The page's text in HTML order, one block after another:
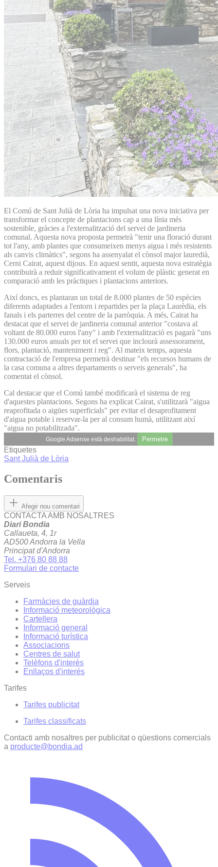
El Comú de Sant Julià de Lòria ha impulsat una nova iniciativa per
transformar el concepte de plantacions cap a una línia més
sostenible, gràcies a l'externalització del servei de jardineria
comunal. Aquesta nova proposta permetrà "tenir una floració durant
tot l'any, amb plantes que consumeixen menys aigua i més resistents
als canvis climàtics", segons ha assenyalat el cònsol major lauredià,
Cerni Cairat, aquest dijous. En aquest sentit, aquesta nova estratègia
contribuirà a reduir significativament el volum de plàstic generat en
comparació amb les pràctiques i plantacions anteriors.
Així doncs, es plantaran un total de 8.000 plantes de 50 espècies
diferents adaptades a l'entorn i repartides per la plaça Laurèdia, els
fanals i els parterres del centre de la parròquia. A més, Cairat ha
destacat que el servei de jardineria comunal anterior "costava al
voltant de 80.000 euros l'any" i amb l'externalització es pagarà "uns
130.000 euros anuals per tot el servei que inclourà assessorament,
flors, plantació, manteniment i reg". Al mateix temps, aquesta
contractació de l'empresa permetrà destinar "els recursos humans de
la casa comuna a altres departaments o serveis generals", ha
comentat el cònsol.
Cal destacar que el Comú també modificarà el sistema de reg
d'aquestes plantacions. Segons ha explicat Cairat, s'utilitzarà "aigua
reaprofitada o aigües superficials" per evitar el desaprofitament
d'aigua potable i reservar-la per al consum humà, utilitzant així
"aigua no potabilitzada".
Google Adsense està deshabilitat. Permetre
Etiquetes
Sant Julià de Lòria
Comentaris
Afegir nou comentari
CONTACTA AMB NOSALTRES
Diari Bondia
Callaueta, 4, 1r
AD500 Andorra la Vella
Principat d'Andorra
Tel. +376 80 88 88
Formulari de contacte
Serveis
Farmàcies de guàrdia
Informació meteorològica
Cartellera
Informació general
Informació turística
Associacions
Centres de salut
Telèfons d'interès
Enllaços d'interés
Tarifes
Tarifes publicitat
Tarifes classificats
Contacti amb nosaltres per publicitat o qüestions comercials
a producte@bondia.ad